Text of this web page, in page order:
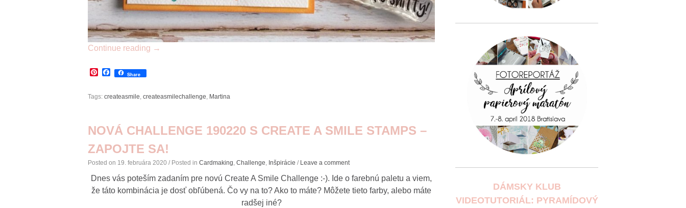
Continue reading →
Pinterest
Facebook
Share
Tags: createasmile createasmilechallenge Martina
NOVÁ CHALLENGE 190220 S CREATE A SMILE STAMPS –
ZAPOJTE SA!
Posted on 19. februára 2020 / Posted in Cardmaking Challenge Inšpirácie / Leave a comment
Dnes vás poteším zadaním pre novú Create A Smile Challenge :-). Ide o farebnú paletu a viem,
že táto kombinácia je dosť obľúbená. Čo vy na to? Ako to máte? Môžete tieto farby, alebo máte
radšej iné?
DÁMSKY KLUB
VIDEOTUTORIÁL: PYRAMÍDOVÝ